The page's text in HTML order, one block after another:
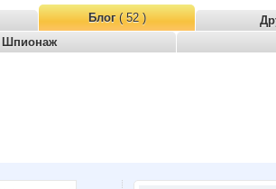
Блог( 52 )
Шпионаж